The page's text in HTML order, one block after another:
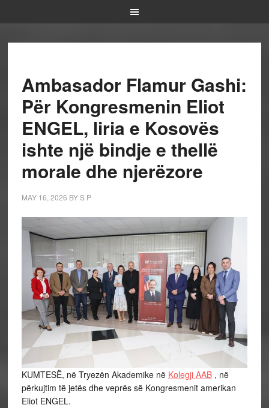
Ambasador Flamur Gashi:
Për Kongresmenin Eliot
ENGEL, liria e Kosovës
ishte një bindje e thellë
morale dhe njerëzore
MAY 16, 2026 BYS P
KUMTESË, në Tryezën Akademike në Kolegji AAB, në
përkujtim të jetës dhe veprës së Kongresmenit amerikan
Eliot ENGEL.